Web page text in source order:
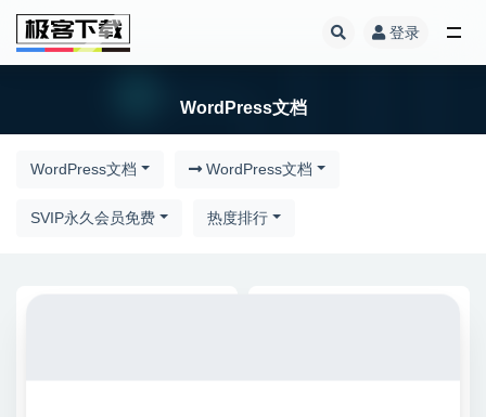
登录
WordPress文档
WordPress文档 WordPress文档
SVIP永久会员免费 热度排行
全部